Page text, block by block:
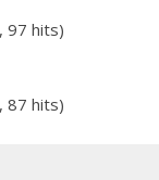
97 hits)
87 hits)